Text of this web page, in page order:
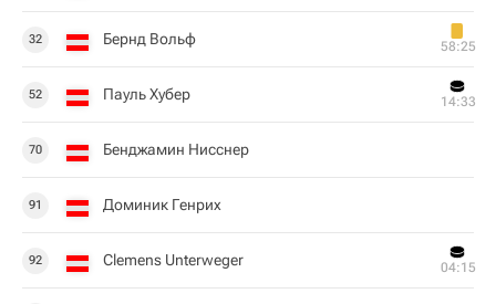
32 Бернд Вольф 58:25
52 Пауль Хубер 14:33
70 Бенджамин Нисснер
91 Доминик Генрих
92 Clemens Unterweger 04:15